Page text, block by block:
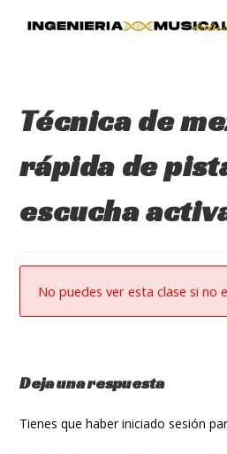
Técnica de
rápida de
escucha
No puedes ver esta clase si no
Deja una respuesta
Tienes que haberiniciado sesión